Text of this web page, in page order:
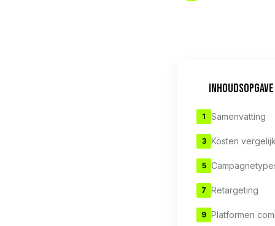
INHOUDSOPGAVE
1 Samenvatting
3 Kosten
5
7 Retargeting
9 Platformen